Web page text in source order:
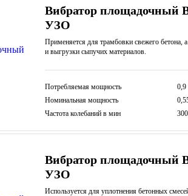
Вибратор площадочный
УЗО
Применяется для трамбовки свежего бетона,
и выгрузки сыпучих материалов.
Потребляемая мощность
0,9
Номинальная мощность
Частота колебаний в мин
Вибратор площадочный
УЗО
Используется для уплотнения бетонных